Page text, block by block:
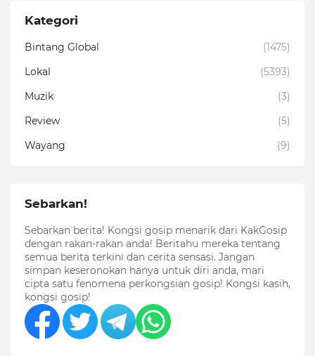
Kategori
Bintang Global
(1475)
Lokal
(5393)
Muzik
(3)
Review
(5)
Wayang
(9)
Sebarkan!
Sebarkan berita! Kongsi gosip menarik dari KakGosip
dengan rakan-rakan anda! Beritahu mereka tentang
semua berita terkini dan cerita sensasi. Jangan
simpan keseronokan hanya untuk diri anda, mari
cipta satu fenomena perkongsian gosip! Kongsi kasih,
kongsi gosip!